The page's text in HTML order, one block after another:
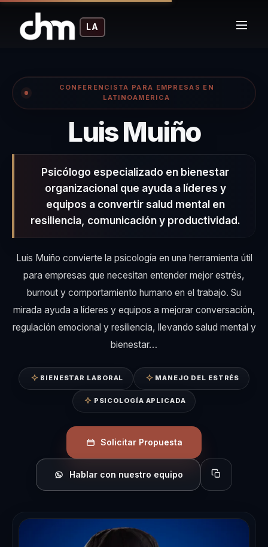
LA
CONFERENCISTA PARA EMPRESAS EN
LATINOAMÉRICA
Luis Muiño–
Psicólogo especializado en bienestar
organizacional que ayuda a líderes y
equipos a convertir salud mental en
resiliencia, comunicación y productividad.
Luis Muiño convierte la psicología en una herramienta útil
para empresas que necesitan entender mejor estrés,
burnout y comportamiento humano en el trabajo. Su
mirada ayuda a líderes y equipos a mejorar conversación,
regulación emocional y resiliencia, llevando salud mental y
bienestar…
BIENESTAR LABORAL MANEJO DEL ESTRÉS
PSICOLOGÍA APLICADA
Solicitar Propuesta
Hablar con nuestro equipo Copiar perfil